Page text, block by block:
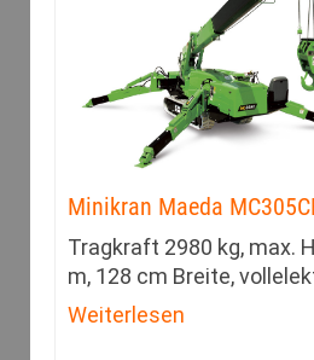
Minikran Maeda
Tragkraft 2980 kg, max.
m, 128 cm Breite,
Weiterlesen